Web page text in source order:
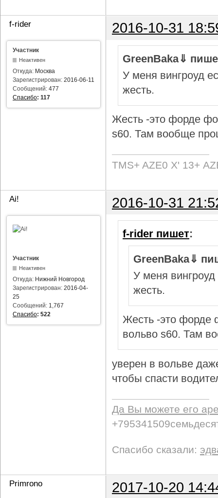
f-rider 2016-10-31
Участник
Неактивен
Откуда: Москва
Зарегистрирован: 2016-06-11
Сообщений: 477
Спасибо: 117
GreenBaka⇓
У меня вингроуд
жесть.
Жесть -это форде
s60. Там вообще
TMS+ AZE0 Х' 13+
Ai! 2016-10-31
Участник
Неактивен
Откуда: Нижний Новгород
Зарегистрирован: 2016-04-
25
Сообщений: 1,767
Спасибо: 522
f-rider пишет:
GreenBaka⇓
У меня вингроуд
жесть.
Жесть -это форде
вольво s60. Там
уверен в вольве
чтобы спасти
Да Вы можете его
Спасибо сказали:
Primrono
2017-10-20